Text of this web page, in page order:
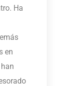
Ha
en